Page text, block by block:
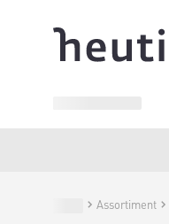
Assortiment